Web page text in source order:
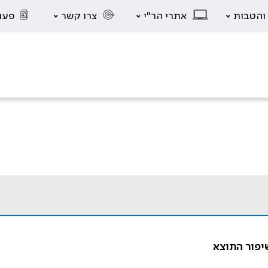
והטבות אתרי הר"י צרו קשר
התוצא